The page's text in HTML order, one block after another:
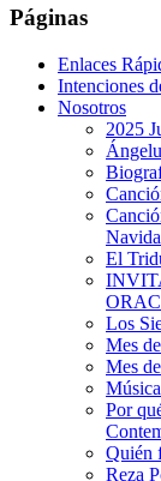
Páginas
Enlaces
Intenciones
Nosotros
2025
El
Los
Mes
Mes
Por
Quién
Reza